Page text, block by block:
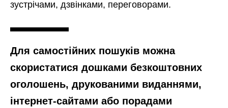
зустрічами, дзвінками, переговорами.
Для самостійних пошуків можна
скористатися дошками безкоштовних
оголошень, друкованими виданнями,
інтернет-сайтами або порадами